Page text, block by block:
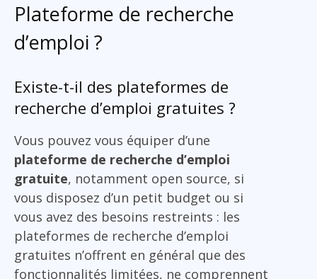
Plateforme de recherche
d’emploi ?
Existe-t-il des plateformes de
recherche d’emploi gratuites ?
Vous pouvez vous équiper d’une
plateforme de recherche d’emploi
gratuite, notamment open source, si
vous disposez d’un petit budget ou si
vous avez des besoins restreints : les
plateformes de recherche d’emploi
gratuites n’offrent en général que des
fonctionnalités limitées, ne comprennent